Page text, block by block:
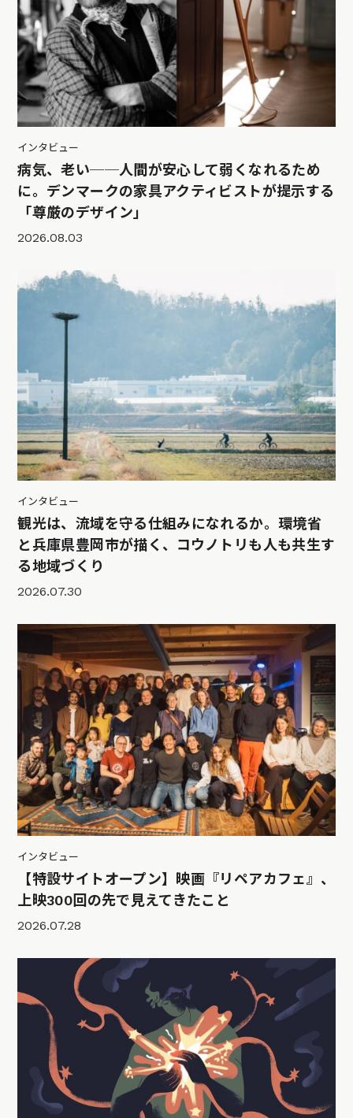
インタビュー
病気、老い──人間が安心して弱くなれるため
に。デンマークの家具アクティビストが提示する
「尊厳のデザイン」
2026.08.03
インタビュー
観光は、流域を守る仕組みになれるか。環境省
と兵庫県豊岡市が描く、コウノトリも人も共生す
る地域づくり
2026.07.30
インタビュー
【特設サイトオープン】映画『リペアカフェ』、
上映300回の先で見えてきたこと
2026.07.28